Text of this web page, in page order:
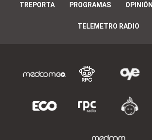
TREPORTA PROGRAMAS OPINIÓN
TELEMETRO RADIO